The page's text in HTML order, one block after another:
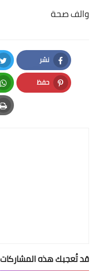
والف صحة
نشر
Facebook
حفظ
Pinterest
قد تُعجبك هذه المشاركات